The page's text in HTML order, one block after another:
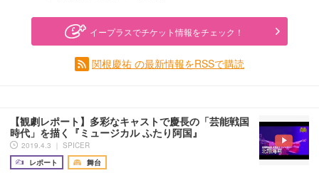
イープラスでチケット情報をチェック！
関根慶祐 の最新情報をRSSで購読
【観劇レポート】多彩なキャストで慶長の「芸能戦国
時代」を描く『ミュージカル ふたり阿国』
2019.4.3 ｜ SPICER
レポート
舞台